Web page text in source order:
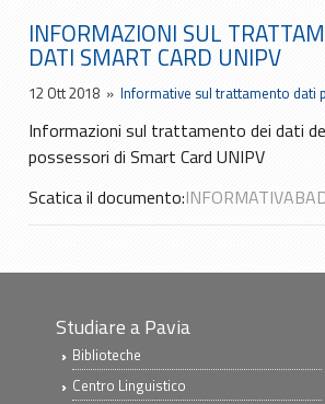
INFORMAZIONI SUL
DATI SMART CARD UNIPV
12 Ott 2018 »Informative sul trattamento dati
Informazioni sul trattamento dei dati
possessori di Smart Card UNIPV
Scatica il documento:
Studiare a Pavia
Biblioteche
Centro Linguistico